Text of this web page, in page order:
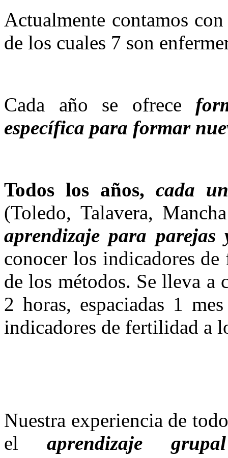
Actualmente contamos
de los cuales 7 son
Cada año se ofrece
específica para formar
Todos los años, cada
(Toledo, Talavera,
aprendizaje para parejas
conocer los indicadores
de los métodos. Se lleva a
2 horas, espaciadas 1
indicadores de fertilidad a
Nuestra experiencia de
el aprendizaje grupal